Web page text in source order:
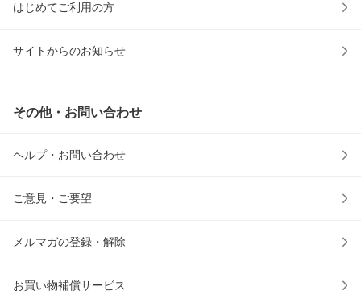
はじめてご利用の方
サイトからのお知らせ
その他・お問い合わせ
ヘルプ・お問い合わせ
ご意見・ご要望
メルマガの登録・解除
お買い物補償サービス